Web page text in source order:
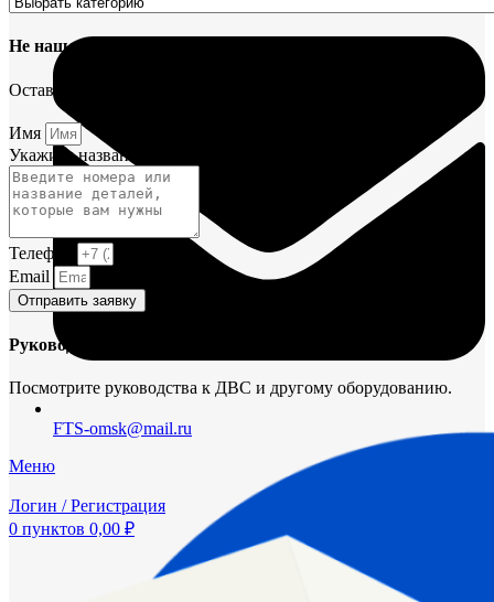
FTS-omsk@mail.ru
Меню
Логин / Регистрация
0 пунктов 0,00 ₽
Не нашли деталь?
Оставьте заявку и мы постараемся вам помочь.
Имя
Укажите название или номера деталей
Телефон
Email
Отправить заявку
Руководства и инструкции
Посмотрите руководства к ДВС и другому оборудованию.